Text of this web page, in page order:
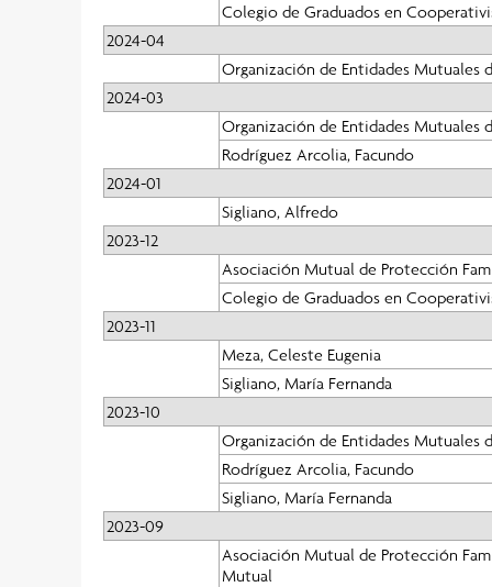
Colegio de Graduados en
2024-04
Organización de Entidades Mutuales
2024-03
Organización de Entidades Mutuales
Rodríguez Arcolia, Facundo
2024-01
Sigliano, Alfredo
2023-12
Asociación Mutual de Protección
Colegio de Graduados en
2023-11
Meza, Celeste Eugenia
Sigliano, María Fernanda
2023-10
Organización de Entidades Mutuales
Rodríguez Arcolia, Facundo
Sigliano, María Fernanda
2023-09
Asociación Mutual de Protección
Mutual